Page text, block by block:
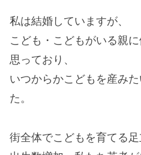
私は結婚していますが、
こども・こどもがいる親
思っており、
いつからかこどもを産み
た。
街全体でこどもを育てる足